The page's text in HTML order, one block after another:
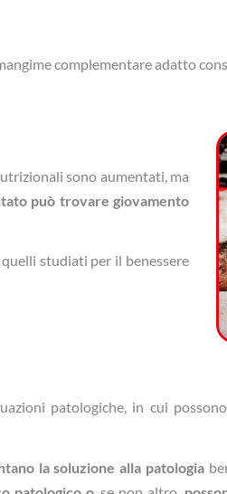
complementare adatto
sono aumentati, ma
può trovare giovamento
studiati per il benessere
patologiche, in cui
la soluzione alla patologia